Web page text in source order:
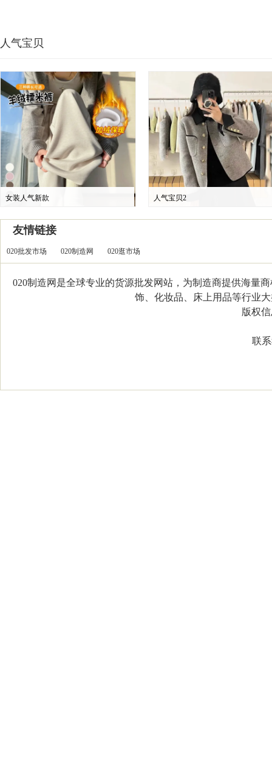
人气宝贝
女装人气新款 人气宝贝2
友情链接
020批发市场 020制造网 020逛市场
020制造网是全球专业的货源批发网站，为制造商提供海量
饰、化妆品、床上用品等行业
版权信
联